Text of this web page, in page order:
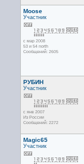
Moose
Участник
с мар 2008
53 и 54 north
Сообщений: 2605
РУБИН
Участник
с янв 2007
Из России
Сообщений: 2272
Magic65
Участник